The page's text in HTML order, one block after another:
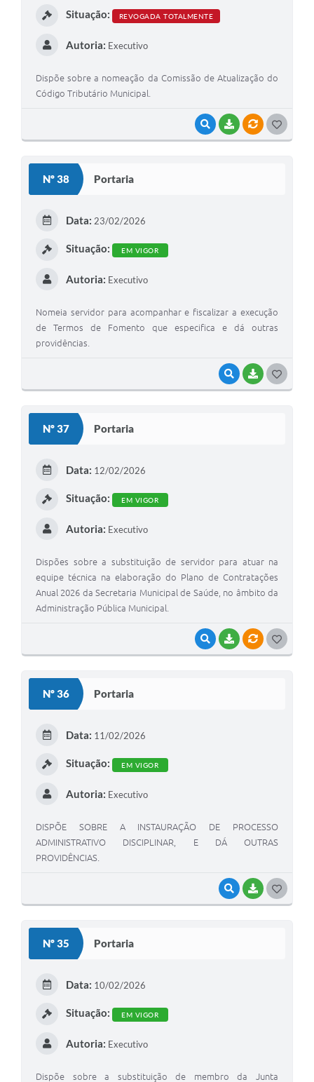
VISUALIZAR
BAIXARVÍNCULOS
Situação: REVOGADA TOTALMENTE
Autoria: Executivo
Dispõe sobre a nomeação da Comissão de Atualização do
Código Tributário Municipal.
Nº 38 Portaria
VISUALIZAR
BAIXAR
Data: 23/02/2026
Situação: EM VIGOR
Autoria: Executivo
Nomeia servidor para acompanhar e fiscalizar a execução
de Termos de Fomento que especifica e dá outras
providências.
Nº 37 Portaria
VISUALIZAR
BAIXARVÍNCULOS
Data: 12/02/2026
Situação: EM VIGOR
Autoria: Executivo
Dispões sobre a substituição de servidor para atuar na
equipe técnica na elaboração do Plano de Contratações
Anual 2026 da Secretaria Municipal de Saúde, no âmbito da
Administração Pública Municipal.
Nº 36 Portaria
VISUALIZAR
BAIXAR
Data: 11/02/2026
Situação: EM VIGOR
Autoria: Executivo
DISPÕE SOBRE A INSTAURAÇÃO DE PROCESSO
ADMINISTRATIVO DISCIPLINAR, E DÁ OUTRAS
PROVIDÊNCIAS.
Nº 35 Portaria
Data: 10/02/2026
Situação: EM VIGOR
Autoria: Executivo
Dispõe sobre a substituição de membro da Junta